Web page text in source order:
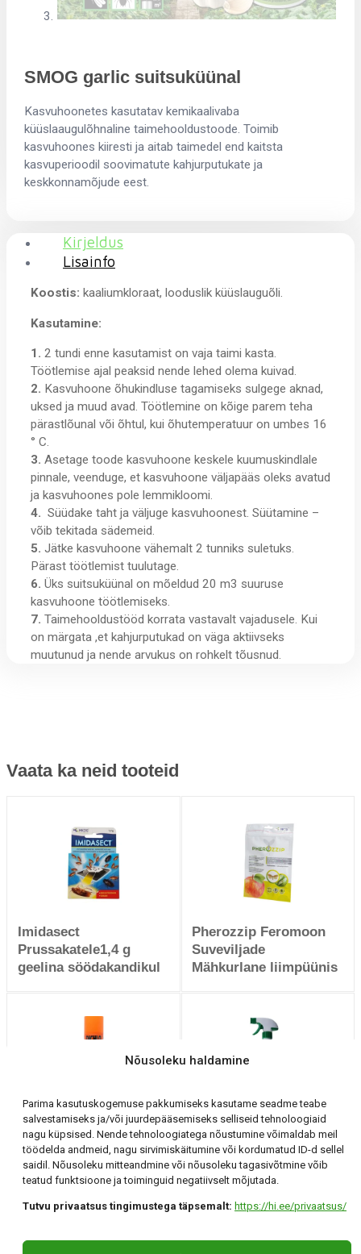
Nõusoleku haldamine
Parima kasutuskogemuse pakkumiseks kasutame seadme teabe
salvestamiseks ja/või juurdepääsemiseks selliseid tehnoloogiaid
nagu küpsised. Nende tehnoloogiatega nõustumine võimaldab meil
töödelda andmeid, nagu sirvimiskäitumine või kordumatud ID-d sellel
saidil. Nõusoleku mitteandmine või nõusoleku tagasivõtmine võib
teatud funktsioone ja toiminguid negatiivselt mõjutada.
Tutvu privaatsus tingimustega täpsemalt: https://hi.ee/privaatsus/
SMOG garlic suitsuküünal
Kasvuhoonetes kasutatav kemikaalivaba
küüslaaugulõhnaline taimehooldustoode. Toimib
kasvuhoones kiiresti ja aitab taimedel end kaitsta
kasvuperioodil soovimatute kahjurputukate ja
keskkonnamõjude eest.
Kirjeldus
Lisainfo
Koostis: kaaliumkloraat, looduslik küüslauguõli.
Kasutamine:
1. 2 tundi enne kasutamist on vaja taimi kasta.
Töötlemise ajal peaksid nende lehed olema kuivad.
2. Kasvuhoone õhukindluse tagamiseks sulgege aknad,
uksed ja muud avad. Töötlemine on kõige parem teha
pärastlõunal või õhtul, kui õhutemperatuur on umbes 16
° C.
3. Asetage toode kasvuhoone keskele kuumuskindlale
pinnale, veenduge, et kasvuhoone väljapääs oleks avatud
ja kasvuhoones pole lemmikloomi.
4. Süüdake taht ja väljuge kasvuhoonest. Süütamine –
võib tekitada sädemeid.
5. Jätke kasvuhoone vähemalt 2 tunniks suletuks.
Pärast töötlemist tuulutage.
6. Üks suitsuküünal on mõeldud 20 m3 suuruse
kasvuhoone töötlemiseks.
7. Taimehooldustööd korrata vastavalt vajadusele. Kui
on märgata ,et kahjurputukad on väga aktiivseks
muutunud ja nende arvukus on rohkelt tõusnud.
Vaata ka neid tooteid
Imidasect
Prussakatele1,4 g
geelina söödakandikul
Pherozzip Feromoon
Suveviljade
Mähkurlane liimpüünis
Diclofoss Universaalne
ruumides 250 ml
Agroclean Roheline
seep koduaeda
konsentraat 500 ml
Holding Invest OÜ
Tartu, Klaasi 12 +372 56 294 071 hi@hi.ee